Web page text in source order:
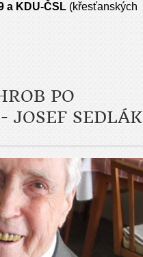
a KDU-ČSL (křesťanských
PO
JOSEF SEDLÁK